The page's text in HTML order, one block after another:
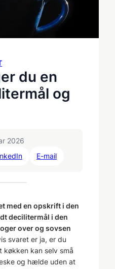
du en
og
2026
E-mail
med en opskrift i den
decilitermål i den
over og sovsen
svaret er ja, er du
køkken kan selv små
og hælde uden at